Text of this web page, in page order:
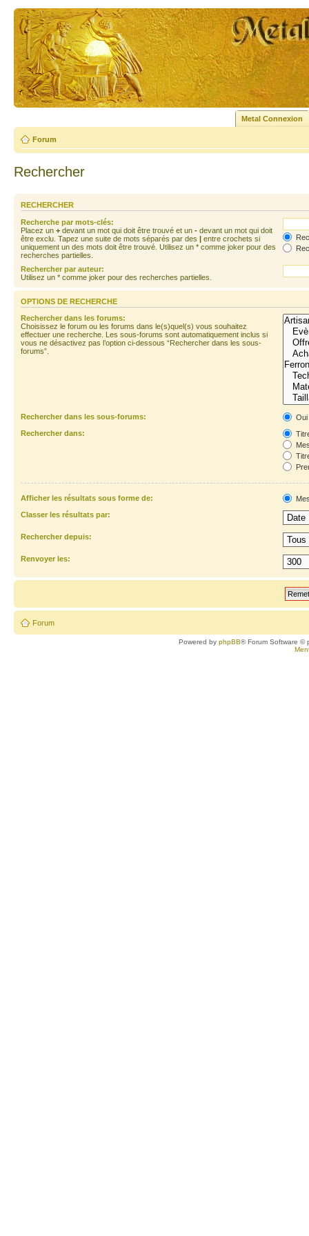
Metal Connexion
Forum
Rechercher
RECHERCHER
Recherche par mots-clés:
Placez un + devant un mot qui doit être trouvé et un - devant un mot qui doit
être exclu. Tapez une suite de mots séparés par des | entre crochets si
uniquement un des mots doit être trouvé. Utilisez un * comme joker pour des
recherches partielles.
Rechercher par auteur:
Utilisez un * comme joker pour des recherches partielles.
OPTIONS DE RECHERCHE
Rechercher dans les forums:
Choisissez le forum ou les forums dans le(s)quel(s) vous souhaitez
effectuer une recherche. Les sous-forums sont automatiquement inclus si
vous ne désactivez pas l’option ci-dessous “Rechercher dans les sous-
forums”.
Rechercher dans les sous-forums:
Oui
Rechercher dans:
Afficher les résultats sous forme de:
Classer les résultats par:
Rechercher depuis:
Renvoyer les:
Forum
Powered byphpBB® Forum Software ©